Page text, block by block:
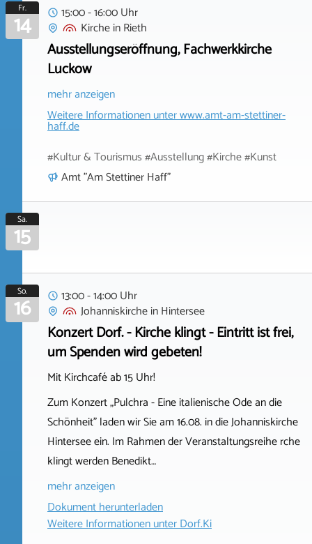
Fr.
14
15:00 - 16:00 Uhr
KircheinRieth
Ausstellungseröffnung, Fachwerkkirche
Luckow
mehr anzeigen
Weitere Informationen unterwww.amt-am-stettiner-
haff.de
#Kultur & Tourismus #Ausstellung #Kirche #Kunst
Amt "Am Stettiner Haff"
Sa.
15
So.
16
13:00 - 14:00 Uhr
JohanniskircheinHintersee
Konzert Dorf. - Kirche klingt - Eintritt ist frei,
um Spenden wird gebeten!
Mit Kirchcafé ab 15 Uhr!
Zum Konzert „Pulchra - Eine italienische Ode an die
Schönheit" laden wir Sie am 16.08. in die Johanniskirche
Hintersee ein. Im Rahmen der Veranstaltungsreihe rche
klingt werden Benedikt…
mehr anzeigen
Dokument herunterladen
Weitere Informationen unterDorf.Ki